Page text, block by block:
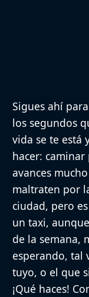
Sigues ahí
los segundos
vida se te está
hacer:
avances
maltraten por
ciudad, pero
un taxi,
de la semana,
esperando, tal
tuyo, o el que
¡Qué haces!